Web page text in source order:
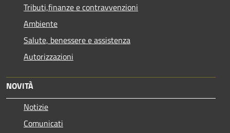
Tributi,finanze e contravvenzioni
Ambiente
Salute, benessere e assistenza
Autorizzazioni
NOVITÀ
Notizie
Comunicati